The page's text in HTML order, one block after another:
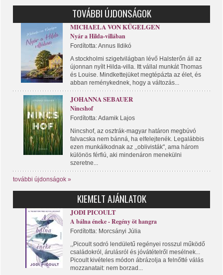
TOVÁBBI ÚJDONSÁGOK
MICHAELA VON KÜGELGEN
Nyár a Hilda-villában
Fordította: Annus Ildikó
A stockholmi szigetvilágban lévő Halsterőn áll az
újonnan nyílt Hilda-villa. Itt vállal munkát Thomas
és Louise. Mindkettejüket megtépázta az élet, és
abban reménykednek, hogy a változás...
JOHANNA SEBAUER
Nincshof
Fordította: Adamik Lajos
Nincshof, az osztrák-magyar határon megbúvó
falvacska nem bánná, ha elfelejtenék. Legalábbis
ezen munkálkodnak az ,,oblivisták", ama három
különös férfiú, aki mindenáron menekülni
szeretne...
további újdonságok »
KIEMELT AJÁNLATOK
JODI PICOULT
A bálna éneke - Regény öt hangra
Fordította: Morcsányi Júlia
,,Picoult sodró lendületű regényei rosszul működő
családokról, árulásról és jóvátételről mesélnek...
Picoult kivételes módon ábrázolja a felnőtté válás
mozzanatait: nem borzad...